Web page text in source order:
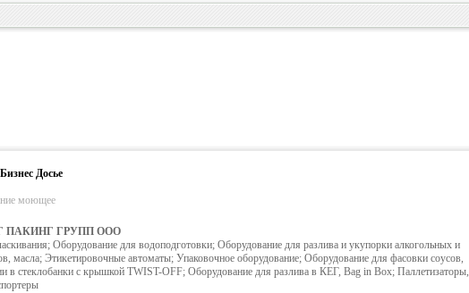
Досье
моющее
ПАКИНГ ГРУПП ООО
Оборудование для водоподготовки; Оборудование для разлива и укупорки алкогольных и
масла; Этикетировочные автоматы; Упаковочное оборудование; Оборудование для фасовки соусов,
в стеклобанки с крышкой TWIST-OFF; Оборудование для разлива в КЕГ, Bag in Box; Паллетизаторы,